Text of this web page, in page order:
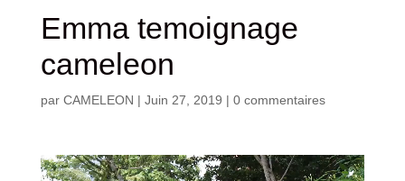
Emma temoignage
cameleon
par CAMELEON | Juin 27, 2019 | 0 commentaires
Lecteur